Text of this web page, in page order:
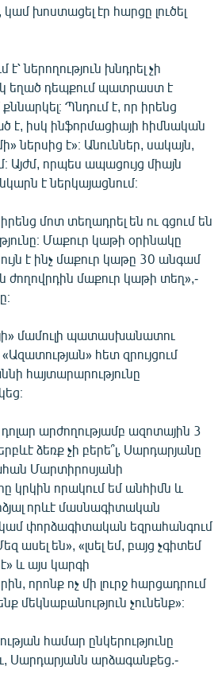
կամ խոստացել էր հարցը լուծել
ներողություն խնդրել չի
եղած դեպքում պատրաստ է
Պնդում է, որ իրենց
է, իսկ ինֆորմացիայի հիմնական
ներսից է»։ Անուններ, սակայն,
Այժմ, որպես ապացույց միայն
է ներկայացնում։
մոտ տեղադրել են ու գցում են
Մաքուր կաթի օրինակը
է ինչ մաքուր կաթը 30 անգամ
ժողովրդին մաքուր կաթի տեղ»,-
մամուլի պատասխանատու
հետ զրույցում
հայտարարությունը
արժողությամբ ազոտային 3
ձեռք չի բերե՞լ, Սարդարյանը
Մարտիրոսյանի
կրկին որակում եմ անհիմն և
որևէ մասնագիտական
կամ փորձագիտական եզրահանգում
ասել են», «լսել եմ, բայց չգիտեմ
և այս կարգի
որոնք ոչ մի լուրջ հարցադրում
մեկնաբանություն չունենք»։
համար ընկերությունը
Սարդարյանն արձագանքեց.-